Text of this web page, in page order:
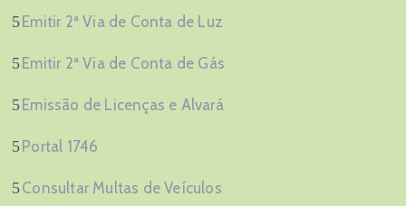
Emitir 2ª Via de Conta de Luz
Emitir 2ª Via de Conta de Gás
Emissão de Licenças e Alvará
Portal 1746
Consultar Multas de Veículos